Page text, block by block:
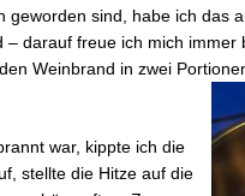
geworden sind, habe ich das
– darauf freue ich mich
Weinbrand in zwei
war, kippte ich die
stellte die Hitze auf die